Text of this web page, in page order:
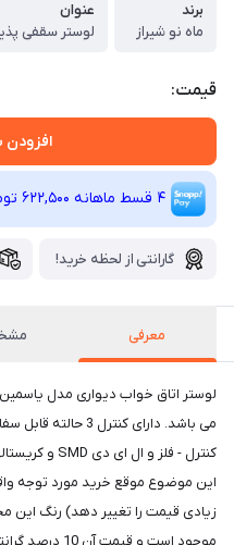
برند
ماه نو شیراز
عنوان
لوستر سقفی
قیمت:
افزودن
4 قسط ماهانه 622,500 تومانی با اسنپ ‌پی! (بدون کارمزد)
گارانتی از لحظه خرید!
معرفی
این موضوع موقع خرید مورد توجه
زیادی قیمت را تغییر دهد) رنگ
موجود است و قیمت آن 10 درصد گرانتر می باشد.